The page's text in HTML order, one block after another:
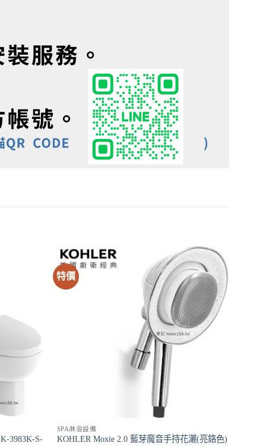
3983K-S-
特價
SPA淋浴設備
KOHLER Moxie 2.0 藍芽魔音手持花灑(亮鉻色)